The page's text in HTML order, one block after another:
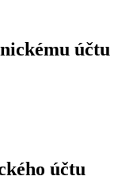
účtu
účtu